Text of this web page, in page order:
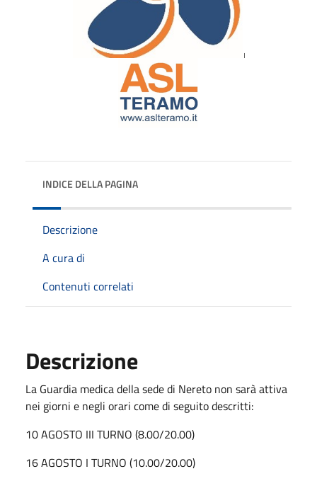
INDICE DELLA PAGINA
Descrizione
A cura di
Contenuti correlati
Descrizione
La Guardia medica della sede di Nereto non sarà attiva
nei giorni e negli orari come di seguito descritti:
10 AGOSTO III TURNO (8.00/20.00)
16 AGOSTO I TURNO (10.00/20.00)